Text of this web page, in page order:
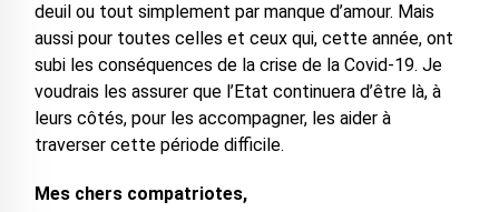
deuil ou tout simplement par manque d’amour. Mais
aussi pour toutes celles et ceux qui, cette année, ont
subi les conséquences de la crise de la Covid-19. Je
voudrais les assurer que l’Etat continuera d’être là, à
leurs côtés, pour les accompagner, les aider à
traverser cette période difficile.
Mes chers compatriotes,